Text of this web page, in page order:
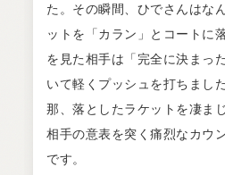
た。その瞬間、ひでさんはな
ットを「カラン」とコートに
を見た相手は「完全に決まっ
いて軽くプッシュを打ちまし
那、落としたラケットを凄ま
相手の意表を突く痛烈なカウ
です。